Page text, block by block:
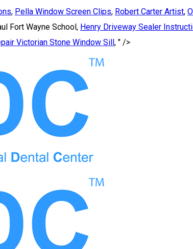
, Pella Window Screen Clips, Robert Carter Artist,
Fort Wayne School, Henry Driveway Sealer
Victorian Stone Window Sill, " />